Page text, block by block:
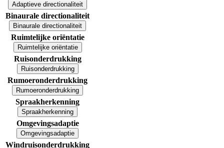
Adaptieve directionaliteit
Binaurale directionaliteit
Binaurale directionaliteit
Ruimtelijke oriëntatie
Ruimtelijke oriëntatie
Ruisonderdrukking
Ruisonderdrukking
Rumoeronderdrukking
Rumoeronderdrukking
Spraakherkenning
Spraakherkenning
Omgevingsadaptie
Omgevingsadaptie
Windruisonderdrukking